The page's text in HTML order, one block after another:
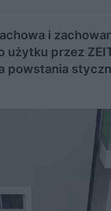
i
użytku przez